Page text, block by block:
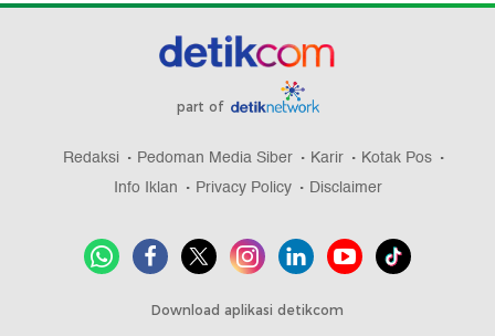
part of
Redaksi Pedoman Media Siber Karir
Kotak Pos
Info Iklan
Privacy Policy Disclaimer
Download aplikasi detikcom